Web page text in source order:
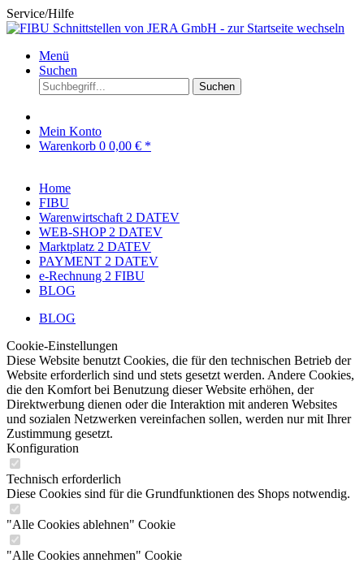
Service/Hilfe
Menü
Suchen
Suchen
Mein Konto
Warenkorb 0 0,00 € *
Home
FIBU
Warenwirtschaft 2 DATEV
WEB-SHOP 2 DATEV
Marktplatz 2 DATEV
PAYMENT 2 DATEV
e-Rechnung 2 FIBU
BLOG
BLOG
Cookie-Einstellungen
Diese Website benutzt Cookies, die für den technischen Betrieb der
Website erforderlich sind und stets gesetzt werden. Andere Cookies,
die den Komfort bei Benutzung dieser Website erhöhen, der
Direktwerbung dienen oder die Interaktion mit anderen Websites
und sozialen Netzwerken vereinfachen sollen, werden nur mit Ihrer
Zustimmung gesetzt.
Konfiguration
Technisch erforderlich
Diese Cookies sind für die Grundfunktionen des Shops notwendig.
"Alle Cookies ablehnen" Cookie
"Alle Cookies annehmen" Cookie